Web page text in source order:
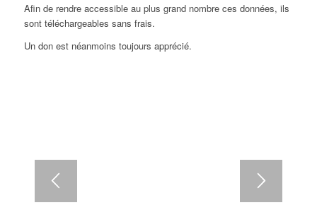
Afin de rendre accessible au plus grand nombre ces données, ils
sont téléchargeables sans frais.
Un don est néanmoins toujours apprécié.